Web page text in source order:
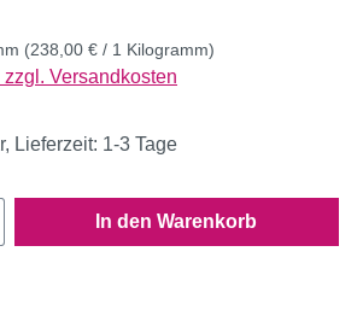
(238,00 € / 1 Kilogramm)
Versandkosten
Lieferzeit: 1-3 Tage
Gib den gewünschten
In den Warenkorb